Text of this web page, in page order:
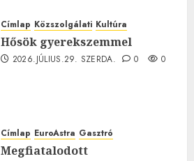
Címlap Közszolgálati Kultúra
Hősök gyerekszemmel
2026.JÚLIUS.29. SZERDA. 0 0
Címlap EuroAstra Gasztró
Megfiatalodott